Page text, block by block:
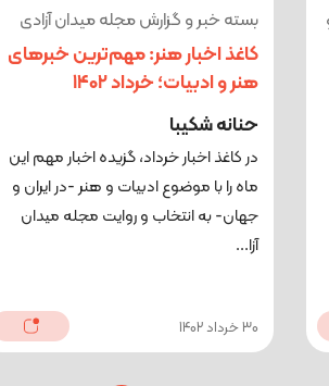
بسته خبر و گزارش مجله میدان آزادی
کاغذ اخبار هنر: مهم‌ترین خبرهای
هنر و ادبیات؛ خرداد ۱۴۰۲
حنانه شکیبا
در کاغذ اخبار خرداد، گزیده اخبار مهم این
ماه را با موضوع ادبیات و هنر -در ایران و
جهان- به انتخاب و روایت مجله میدان
آزا...
30 خرداد 1402